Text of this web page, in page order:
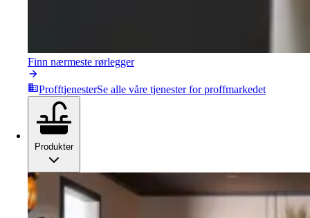
Finn nærmeste rørlegger
ProfftjenesterSe alle våre tjenester for proffmarkedet
Produkter